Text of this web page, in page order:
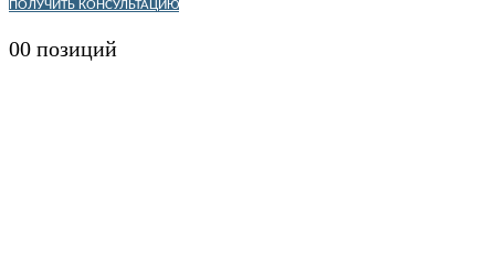
ПОЛУЧИТЬ КОНСУЛЬТАЦИЮ
00 позиций